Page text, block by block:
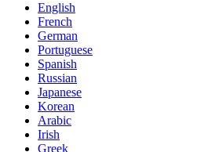
English
French
German
Portuguese
Spanish
Russian
Japanese
Korean
Arabic
Irish
Greek